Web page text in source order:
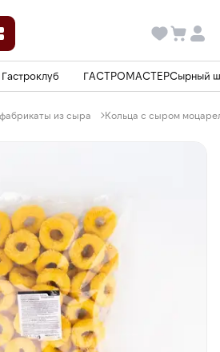
Гастроклуб ГАСТРОМАСТЕРСырный
из сыра Кольца с сыром